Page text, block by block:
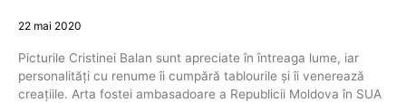
22 mai 2020
Picturile Cristinei Balan sunt apreciate în întreaga lume, iar
personalități cu renume îi cumpără tablourile și îi venerează
creațiile. Arta fostei ambasadoare a Republicii Moldova în SUA